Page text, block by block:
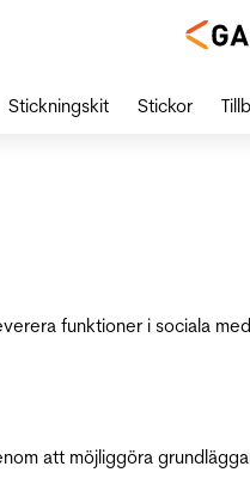
funktioner i sociala
att möjliggöra
Stickningskit Stickor